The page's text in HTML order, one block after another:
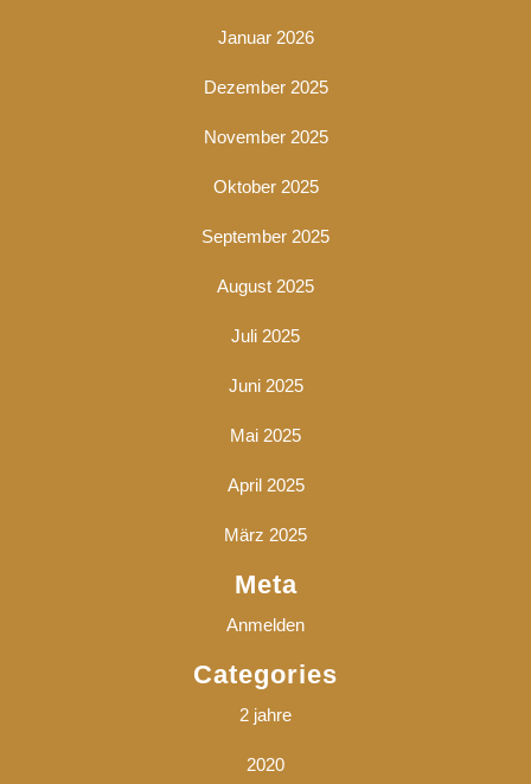
Januar 2026
Dezember 2025
November 2025
Oktober 2025
September 2025
August 2025
Juli 2025
Juni 2025
Mai 2025
April 2025
März 2025
Meta
Anmelden
Categories
2 jahre
2020